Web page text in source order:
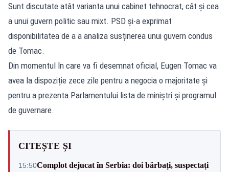
Sunt discutate atât varianta unui cabinet tehnocrat, cât și cea
a unui guvern politic sau mixt. PSD și-a exprimat
disponibilitatea de a a analiza susținerea unui guvern condus
de Tomac.
Din momentul în care va fi desemnat oficial, Eugen Tomac va
avea la dispoziție zece zile pentru a negocia o majoritate și
pentru a prezenta Parlamentului lista de miniștri și programul
de guvernare.
CITEȘTE ȘI
15:50Complot dejucat în Serbia: doi bărbați, suspectați